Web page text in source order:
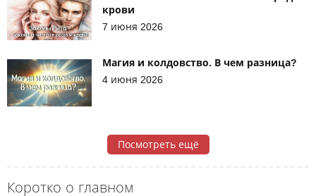
Коротко о главном
крови
7 июня 2026
Магия и колдовство. В чем разница?
4 июня 2026
Посмотреть ещё